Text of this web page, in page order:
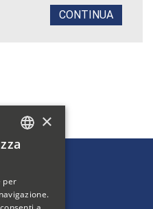
CONTINUA
ITALIAN
×
per